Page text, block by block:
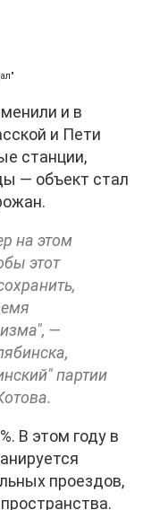
и в
и Пети
станции,
— объект стал
на этом
этот
—
партии
В этом году в
проездов,